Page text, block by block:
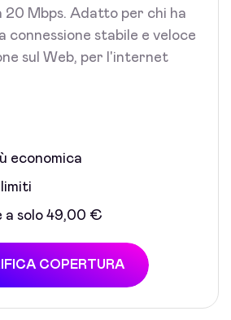
20 Mbps. Adatto per chi ha
connessione stabile e veloce
sul Web, per l'internet
economica
a solo 49,00 €
COPERTURA